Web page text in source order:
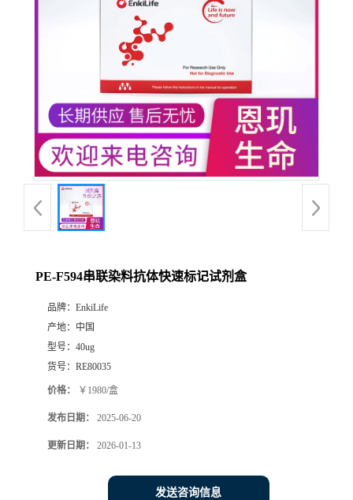
PE-F594串联染料抗体快速标记试剂盒
品牌： EnkiLife
产地： 中国
型号： 40ug
货号： RE80035
价格： ￥1980/盒
发布日期： 2025-06-20
更新日期： 2026-01-13
发送咨询信息